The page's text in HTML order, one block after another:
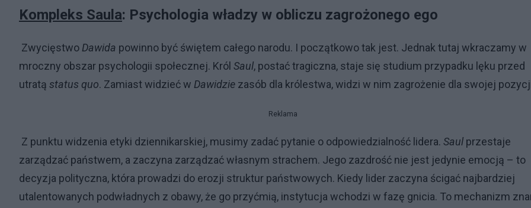
Kompleks Saula: Psychologia władzy w obliczu zagrożonego ego
Zwycięstwo Dawida powinno być świętem całego narodu. I początkowo tak jest. Jednak tutaj wkraczamy w
mroczny obszar psychologii społecznej. Król Saul, postać tragiczna, staje się studium przypadku lęku przed
utratą status quo. Zamiast widzieć w Dawidzie zasób dla królestwa, widzi w nim zagrożenie dla swojej
Reklama
Z punktu widzenia etyki dziennikarskiej, musimy zadać pytanie o odpowiedzialność lidera. Saul przestaje
zarządzać państwem, a zaczyna zarządzać własnym strachem. Jego zazdrość nie jest jedynie emocją – to
decyzja polityczna, która prowadzi do erozji struktur państwowych. Kiedy lider zaczyna ścigać najbardziej
utalentowanych podwładnych z obawy, że go przyćmią, instytucja wchodzi w fazę gnicia. To mechanizm